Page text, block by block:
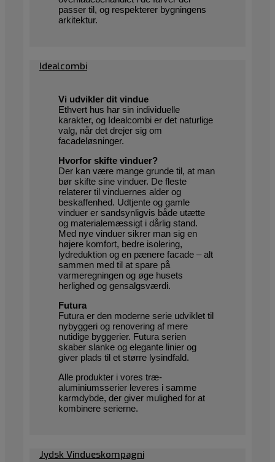
passer til, og respekterer bygningens
arkitektur.
Idealcombi
Vi udvikler dit vindue
Ethvert hus har sin individuelle
karakter, og Idealcombi er det naturlige
valg, når det drejer sig om
facadeløsninger.
Hvorfor skifte vinduer?
Der kan være mange grunde til, at man
bør skifte sine vinduer. De fleste
relaterer til vinduernes alder og
beskaffenhed. Udtjente og gamle
vinduer er sandsynligvis både utætte
og materialemæssigt i dårlig stand.
Med nye vinduer sikrer man sig en
højere komfort, bedre isolering,
lydreduktion og en pænere facade – alt
sammen med til at spare på
varmeregningen og øge husets
herlighed og gensalgsværdi.
Futura
Futura er den moderne serie udviklet til
nybyggeri og renovering af mere
nutidige byggerier. Futura serien
skaber slanke og elegante linier og
giver plads til et større lysindfald.
Alle produkter i vores træ-
aluminiumsserier leveres i samme
karmdybde, der giver mulighed for at
kombinere serierne.
Jydsk Vindueskompagni